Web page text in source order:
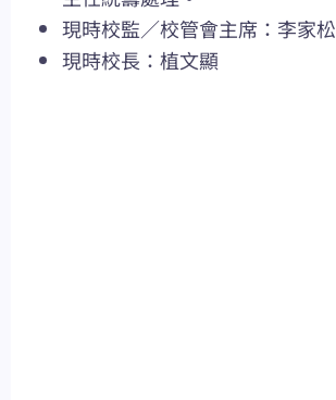
現時校監／校管會主席：李家松
現時校長：植文顯